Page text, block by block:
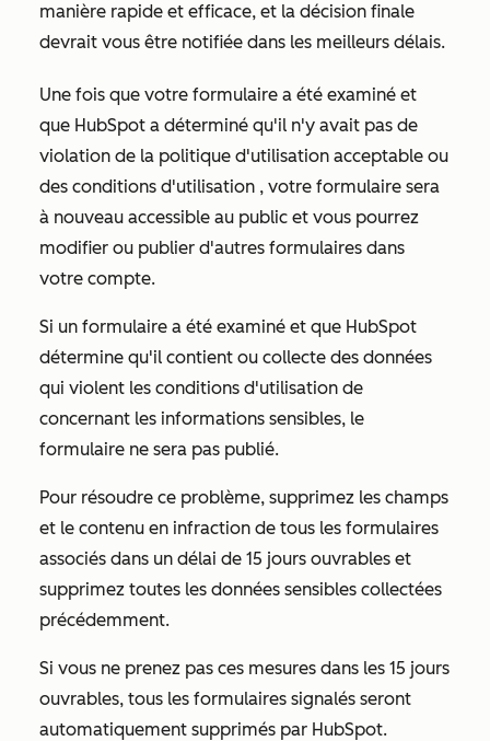
manière rapide et efficace, et la décision finale
devrait vous être notifiée dans les meilleurs délais.
Une fois que votre formulaire a été examiné et
que HubSpot a déterminé qu'il n'y avait pas de
violation de la politique d'utilisation acceptable ou
des conditions d'utilisation , votre formulaire sera
à nouveau accessible au public et vous pourrez
modifier ou publier d'autres formulaires dans
votre compte.
Si un formulaire a été examiné et que HubSpot
détermine qu'il contient ou collecte des données
qui violent les conditions d'utilisation de
concernant les informations sensibles, le
formulaire ne sera pas publié.
Pour résoudre ce problème, supprimez les champs
et le contenu en infraction de tous les formulaires
associés dans un délai de 15 jours ouvrables et
supprimez toutes les données sensibles collectées
précédemment.
Si vous ne prenez pas ces mesures dans les 15 jours
ouvrables, tous les formulaires signalés seront
automatiquement supprimés par HubSpot.